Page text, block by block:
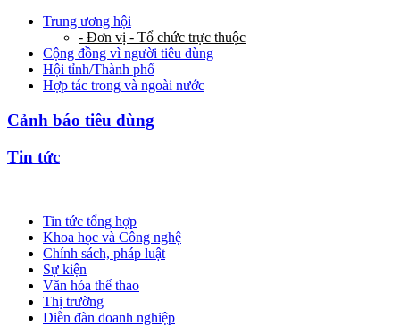
Trung ương hội
- Đơn vị - Tổ chức trực thuộc
Cộng đồng vì người tiêu dùng
Hội tỉnh/Thành phố
Hợp tác trong và ngoài nước
Cảnh báo tiêu dùng
Tin tức
Tin tức tổng hợp
Khoa học và Công nghệ
Chính sách, pháp luật
Sự kiện
Văn hóa thể thao
Thị trường
Diễn đàn doanh nghiệp